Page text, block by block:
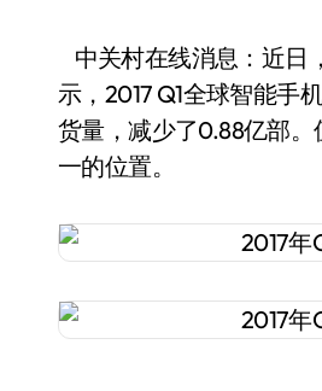
中关村在线消息：近日，旭日大数据公布了2017年第一季度全球智能手机出货量报告。报告显
示，2017 Q1全球智能手
货量，减少了0.88亿部
一的位置。